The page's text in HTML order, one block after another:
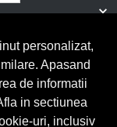
rezervate.
personalizat,
Apasand
de informatii
in sectiunea
uri, inclusiv